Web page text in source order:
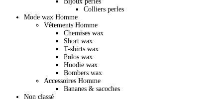
Colliers perles
Mode wax Homme
Vêtements Homme
Chemises wax
Short wax
T-shirts wax
Polos wax
Hoodie wax
Bombers wax
Accessoires Homme
Bananes & sacoches
Non classé